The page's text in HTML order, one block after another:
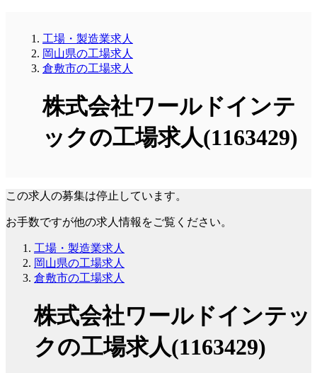
工場・製造業求人
岡山県の工場求人
倉敷市の工場求人
株式会社ワールドインテ
ックの工場求人(1163429)
この求人の募集は停止しています。
お手数ですが他の求人情報をご覧ください。
工場・製造業求人
岡山県の工場求人
倉敷市の工場求人
株式会社ワールドインテッ
クの工場求人(1163429)